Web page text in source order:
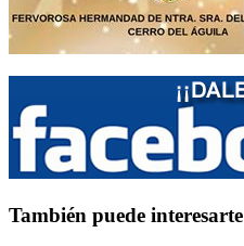
También puede interesarte